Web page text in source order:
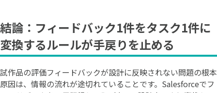
結論：フィードバック1件をタスク1件に
変換するルールが手戻りを止める
試作品の評価フィードバックが設計に反映されない問題の根本
原因は、情報の流れが途切れていることです。Salesforceでフ